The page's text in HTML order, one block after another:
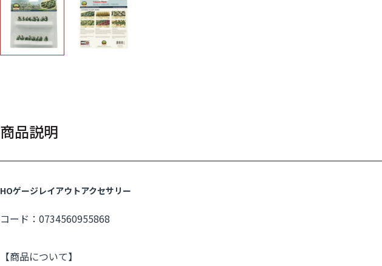
商品説明
HOゲージレイアウトアクセサリー
コード：0734560955868
【商品について】